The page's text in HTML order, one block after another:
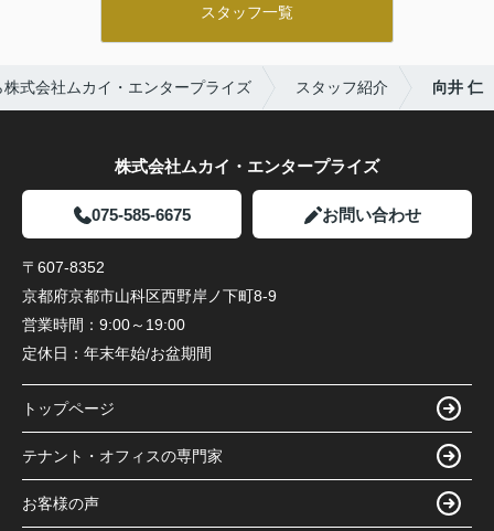
スタッフ一覧
式会社ムカイ・エンタープライズ スタッフ紹介 向井 仁
株式会社ムカイ・エンタープライズ
075-585-6675 お問い合わせ
〒607-8352
京都府京都市山科区西野岸ノ下町8-9
営業時間： 9:00～19:00
定休日： 年末年始/お盆期間
トップページ
テナント・オフィスの専門家
お客様の声